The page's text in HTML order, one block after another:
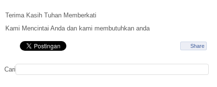
Terima Kasih Tuhan Memberkati
Kami Mencintai Anda dan kami membutuhkan anda
Share
Cari